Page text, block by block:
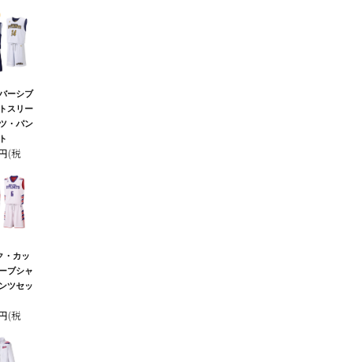
ーシブ
スリー
・パン
(税
・カッ
ブシャ
ツセッ
(税